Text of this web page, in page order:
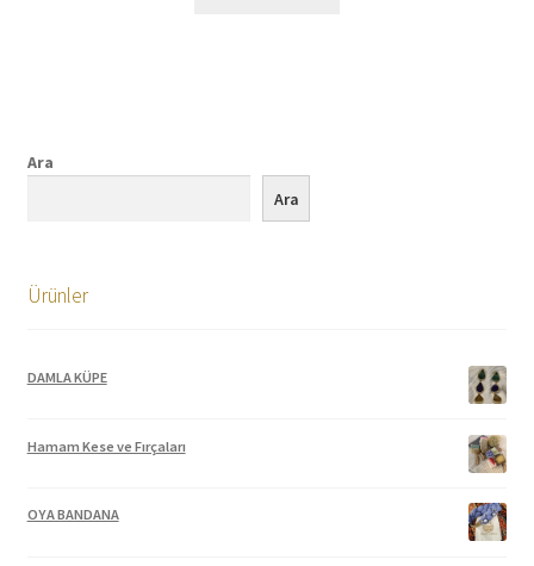
Ara
Ara
Ürünler
DAMLA KÜPE
Hamam Kese ve Fırçaları
OYA BANDANA